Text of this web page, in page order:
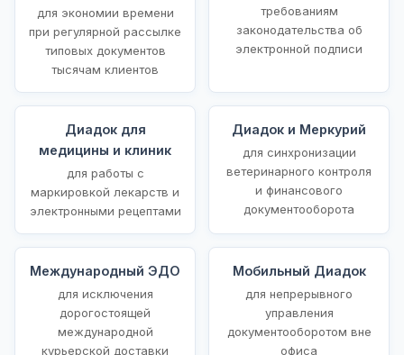
для экономии времени
при регулярной рассылке
типовых документов
тысячам клиентов
требованиям
законодательства об
электронной подписи
Диадок для
медицины и клиник
для работы с
маркировкой лекарств и
электронными рецептами
Диадок и Меркурий
для синхронизации
ветеринарного контроля
и финансового
документооборота
Международный ЭДО
для исключения
дорогостоящей
международной
курьерской доставки
Мобильный Диадок
для непрерывного
управления
документооборотом вне
офиса